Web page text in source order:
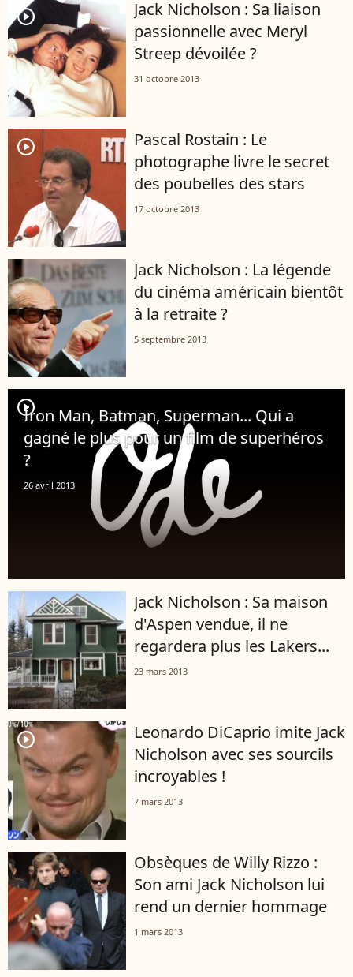
player2
Jack Nicholson : Sa liaison
passionnelle avec Meryl
Streep dévoilée ?
31 octobre 2013
player2
Pascal Rostain : Le
photographe livre le secret
des poubelles des stars
17 octobre 2013
Jack Nicholson : La légende
du cinéma américain bientôt
à la retraite ?
5 septembre 2013
player2
Iron Man, Batman, Superman... Qui a
gagné le plus pour un film de superhéros
?
26 avril 2013
Jack Nicholson : Sa maison
d'Aspen vendue, il ne
regardera plus les Lakers...
23 mars 2013
player2
Leonardo DiCaprio imite Jack
Nicholson avec ses sourcils
incroyables !
7 mars 2013
Obsèques de Willy Rizzo :
Son ami Jack Nicholson lui
rend un dernier hommage
1 mars 2013